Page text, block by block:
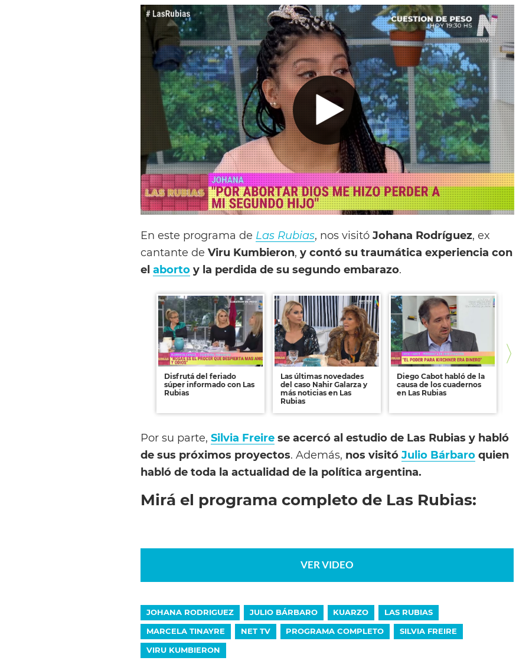
En este programa de Las Rubias, nos visitó Johana Rodríguez, ex
cantante de Viru Kumbieron, y contó su traumática experiencia con
el aborto y la perdida de su segundo embarazo.
Disfrutá del feriado
súper informado con Las
Rubias
Las últimas novedades
del caso Nahir Galarza y
más noticias en Las
Rubias
Diego Cabot habló de la
causa de los cuadernos
en Las Rubias
Por su parte, Silvia Freire se acercó al estudio de Las Rubias y habló
de sus próximos proyectos. Además, nos visitó Julio Bárbaro quien
habló de toda la actualidad de la política argentina.
Mirá el programa completo de Las Rubias:
VER VIDEO
JOHANA RODRIGUEZ JULIO BÁRBARO KUARZO
LAS RUBIAS
MARCELA TINAYRE
NET TV PROGRAMA COMPLETO
SILVIA FREIRE
VIRU KUMBIERON